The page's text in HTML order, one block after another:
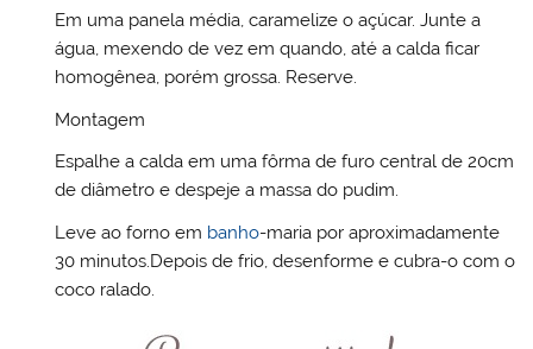
Em uma panela média, caramelize o açúcar. Junte a
água, mexendo de vez em quando, até a calda ficar
homogênea, porém grossa. Reserve.
Montagem
Espalhe a calda em uma fôrma de furo central de 20cm
de diâmetro e despeje a massa do pudim.
Leve ao forno em banho-maria por aproximadamente
30 minutos.Depois de frio, desenforme e cubra-o com o
coco ralado.